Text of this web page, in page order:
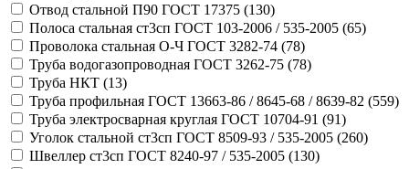
Отвод стальной П90 ГОСТ 17375 (130)
Полоса стальная ст3сп ГОСТ 103-2006 / 535-2005 (65)
Проволока стальная О-Ч ГОСТ 3282-74 (78)
Труба водогазопроводная ГОСТ 3262-75 (78)
Труба НКТ (13)
Труба профильная ГОСТ 13663-86 / 8645-68 / 8639-82 (559)
Труба электросварная круглая ГОСТ 10704-91 (91)
Уголок стальной ст3сп ГОСТ 8509-93 / 535-2005 (260)
Швеллер ст3сп ГОСТ 8240-97 / 535-2005 (130)